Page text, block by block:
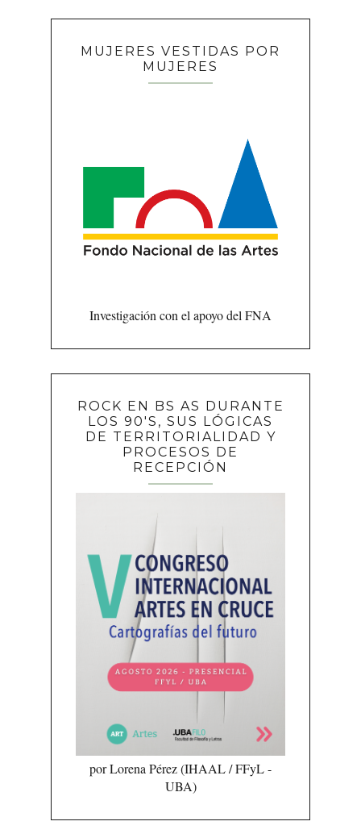
MUJERES VESTIDAS POR
MUJERES
Investigación con el apoyo del FNA
ROCK EN BS AS DURANTE
LOS 90'S, SUS LÓGICAS
DE TERRITORIALIDAD Y
PROCESOS DE
RECEPCIÓN
por Lorena Pérez (IHAAL / FFyL -
UBA)